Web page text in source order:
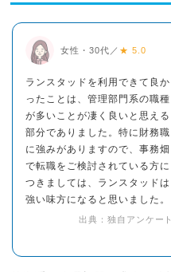
女性・30代／ ★ 5.0
ランスタッドを利用できて良か
ったことは、管理部門系の職種
が多いことが凄く良いと思える
部分でありました。特に財務職
に強みがありますので、事務畑
で転職をご検討されている方に
つきましては、ランスタッドは
強い味方になると思いました。
出典：独自アンケート